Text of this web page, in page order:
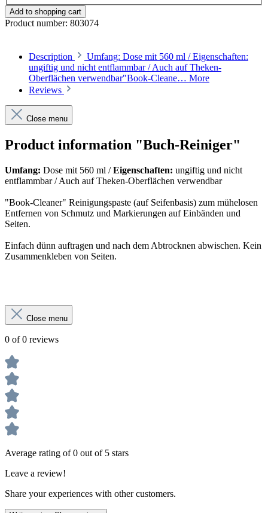
Add to shopping cart
Product number: 803074
Description
Umfang: Dose mit 560 ml / Eigenschaften:
ungiftig und nicht entflammbar / Auch auf Theken-
Oberflächen verwendbar"Book-Cleane… More
Reviews
Close menu
Product information "Buch-Reiniger"
Umfang: Dose mit 560 ml /Eigenschaften: ungiftig und nicht
entflammbar / Auch auf Theken-Oberflächen verwendbar
"Book-Cleaner" Reinigungspaste (auf Seifenbasis) zum mühelosen
Entfernen von Schmutz und Markierungen auf Einbänden und
Seiten.
Einfach dünn auftragen und nach dem Abtrocknen abwischen. Kein
Zusammenkleben von Seiten.
Close menu
0 of 0 reviews
Average rating of 0 out of 5 stars
Leave a review!
Share your experiences with other customers.